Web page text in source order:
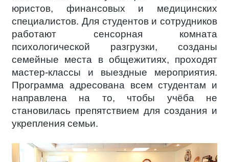
юристов, финансовых и медицинских
специалистов. Для студентов и сотрудников
работают сенсорная комната
психологической разгрузки, созданы
семейные места в общежитиях, проходят
мастер-классы и выездные мероприятия.
Программа адресована всем студентам и
направлена на то, чтобы учёба не
становилась препятствием для создания и
укрепления семьи.